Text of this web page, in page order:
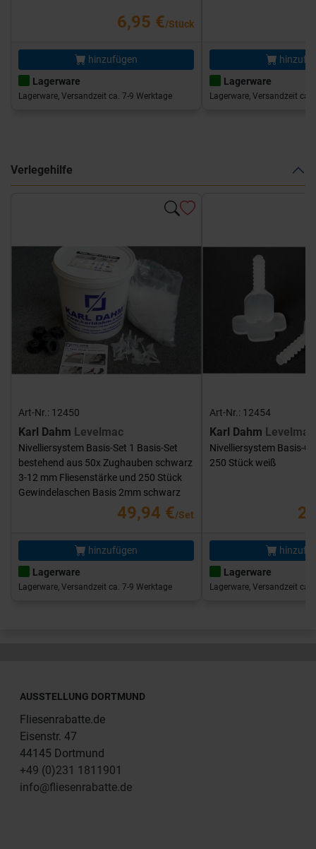
6,95 €/Stück
hinzufügen
Lagerware
Lagerware, Versandzeit ca. 7-9 Werktage
Lagerware
Lagerware, Versandzeit ca.
Verlegehilfe
Art-Nr.: 12450
Karl Dahm Levelmac
Nivelliersystem Basis-Set 1 Basis-Set
bestehend aus 50x Zughauben schwarz
3-12 mm Fliesenstärke und 250 Stück
Gewindelaschen Basis 2mm schwarz
49,94 €/Set
hinzufügen
Lagerware
Lagerware, Versandzeit ca. 7-9 Werktage
Art-Nr.: 12454
Karl Dahm Levelmac
Nivelliersystem Basis-
250 Stück weiß
Lagerware
Lagerware, Versandzeit ca.
AUSSTELLUNG DORTMUND
Fliesenrabatte.de
Eisenstr. 47
44145 Dortmund
+49 (0)231 1811901
info@fliesenrabatte.de